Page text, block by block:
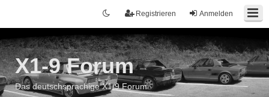
Anmelden
Registrieren
X1-9 Forum
Das deutschsprachige X1/9 Forum